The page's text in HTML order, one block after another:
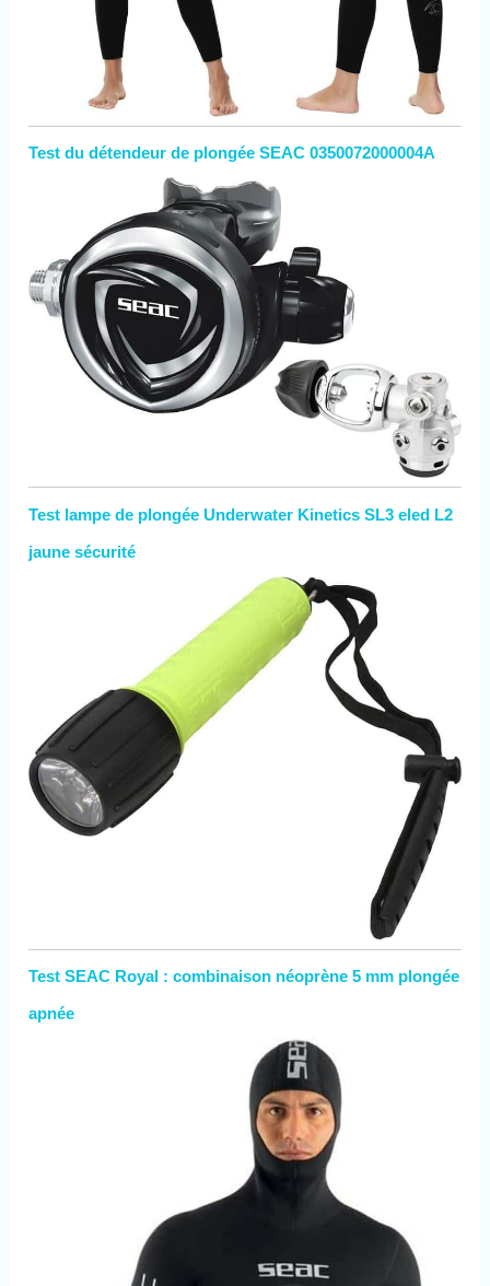
Test du détendeur de plongée SEAC 0350072000004A
Test lampe de plongée Underwater Kinetics SL3 eled L2
jaune sécurité
Test SEAC Royal : combinaison néoprène 5 mm plongée
apnée